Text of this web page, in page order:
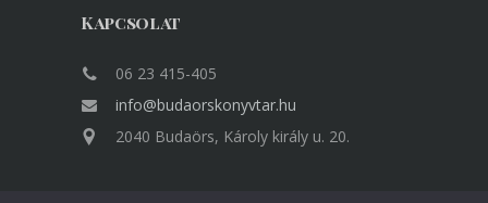
Kapcsolat
06 23 415-405
info@budaorskonyvtar.hu
2040 Budaörs, Károly király u. 20.